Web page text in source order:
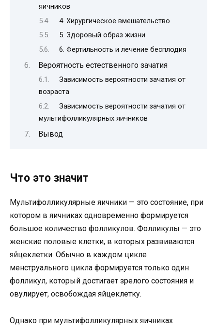
яичников
4. Хирургическое вмешательство
5. Здоровый образ жизни
6. Фертильность и лечение бесплодия
Вероятность естественного зачатия
Зависимость вероятности зачатия от
возраста
Зависимость вероятности зачатия от
мультифолликулярных яичников
Вывод
Что это значит
Мультифолликулярные яичники — это состояние, при
котором в яичниках одновременно формируется
большое количество фолликулов. Фолликулы — это
женские половые клетки, в которых развиваются
яйцеклетки. Обычно в каждом цикле
менструального цикла формируется только один
фолликул, который достигает зрелого состояния и
овулирует, освобождая яйцеклетку.
Однако при мультифолликулярных яичниках